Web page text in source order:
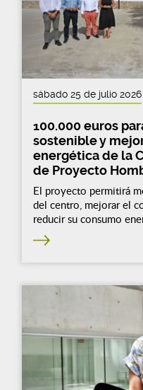
sábado 25 de julio 2026
100.000 euros
sostenible y
energética de la
de Proyecto
El proyecto permitirá
del centro, mejorar el
reducir su consumo